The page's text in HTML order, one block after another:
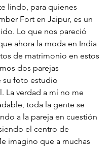
lindo, para quienes
Fort en Jaipur, es un
Lo que nos pareció
ahora la moda en India
de matrimonio en estos
dos parejas
su foto estudio
La verdad a mí no me
toda la gente se
a la pareja en cuestión
el centro de
imagino que a muchas